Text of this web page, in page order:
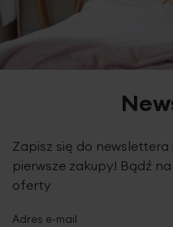
Zapisz się do
pierwsze zakupy! Bądź
oferty
Adres e-mail